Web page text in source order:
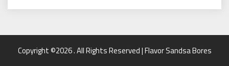
Copyright ©2026 . All Rights Reserved | Flavor Sandsa Bores